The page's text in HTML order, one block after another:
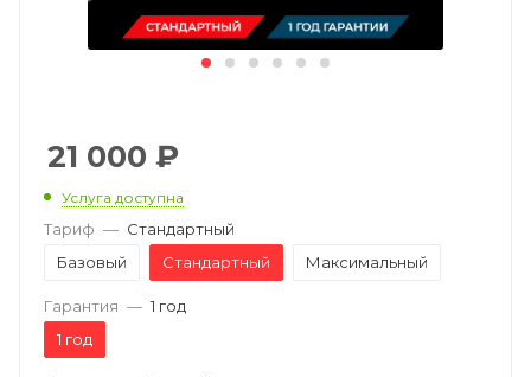
21 000 ₽
Услуга доступна
Тариф — Стандартный
Базовый
Стандартный Максимальный
Гарантия — 1 год
1 год